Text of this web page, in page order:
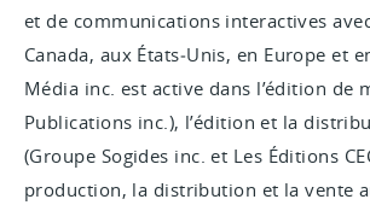
et de communications interactives
Canada, aux États‑Unis, en Europe et
Média inc. est active dans l’édition de
Publications inc.), l’édition et la
(Groupe Sogides inc. et Les Éditions
production, la distribution et la vente